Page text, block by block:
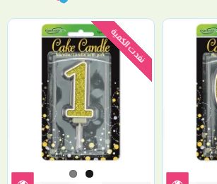
نفدت الكمية